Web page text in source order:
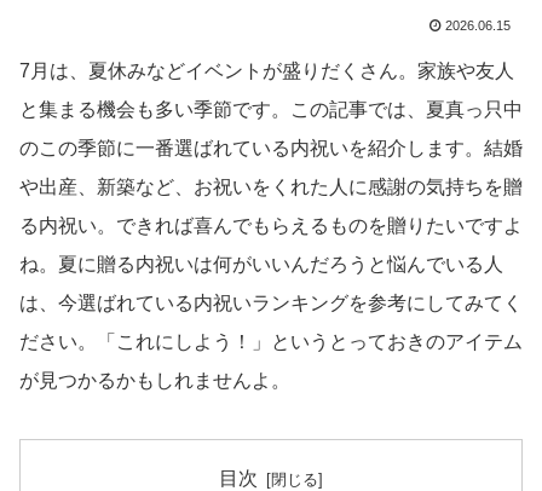
2026.06.15
7月は、夏休みなどイベントが盛りだくさん。家族や友人
と集まる機会も多い季節です。この記事では、夏真っ只中
のこの季節に一番選ばれている内祝いを紹介します。結婚
や出産、新築など、お祝いをくれた人に感謝の気持ちを贈
る内祝い。できれば喜んでもらえるものを贈りたいですよ
ね。夏に贈る内祝いは何がいいんだろうと悩んでいる人
は、今選ばれている内祝いランキングを参考にしてみてく
ださい。「これにしよう！」というとっておきのアイテム
が見つかるかもしれませんよ。
目次